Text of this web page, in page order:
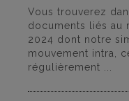
Vous trouverez
documents liés au
2024 dont notre
mouvement intra,
régulièrement ...